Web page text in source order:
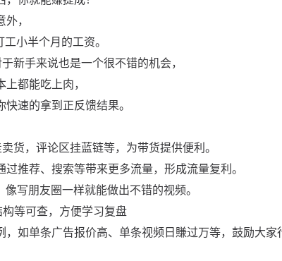
，
小半个月的工资。
新手来说也是一个很不错的机会，
都能吃上肉，
速的拿到正反馈结果。
货，评论区挂蓝链等，为带货提供便利。
推荐、搜索等带来更多流量，形成流量复利。
写朋友圈一样就能做出不错的视频。
等可查，方便学习复盘
如单条广告报价高、单条视频日賺过万等，鼓励大家